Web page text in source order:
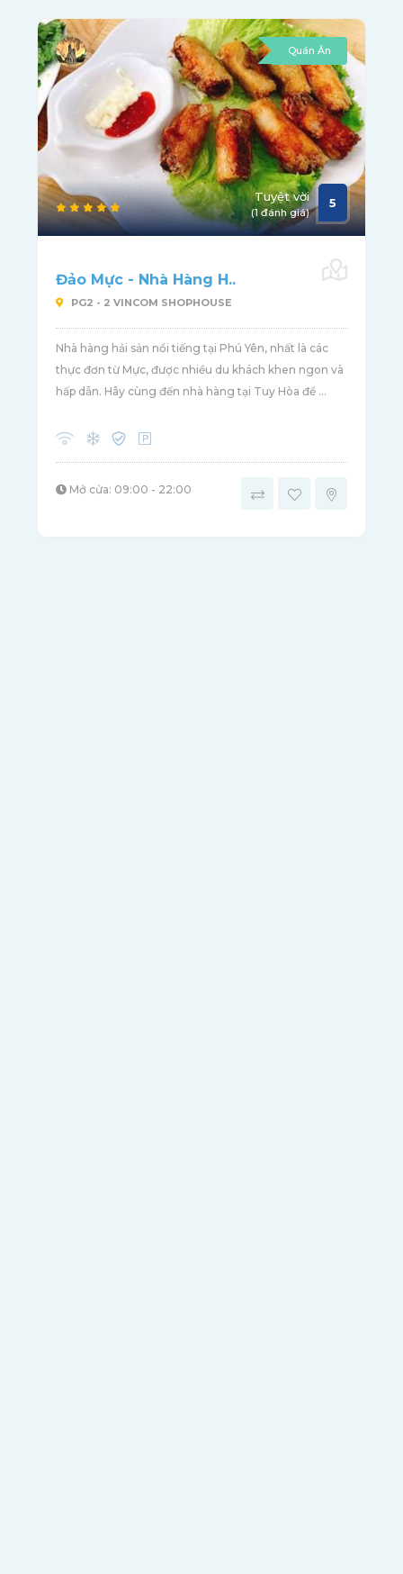
Quán Ăn
Tuyệt vời
(1 đánh giá)
5
Đảo Mực - Nhà Hàng H..
PG2 - 2 VINCOM SHOPHOUSE
Nhà hàng hải sản nổi tiếng tại Phú Yên, nhất là các
thực đơn từ Mực, được nhiều du khách khen ngon và
hấp dẫn. Hãy cùng đến nhà hàng tại Tuy Hòa để ...
Mở cửa: 09:00 - 22:00